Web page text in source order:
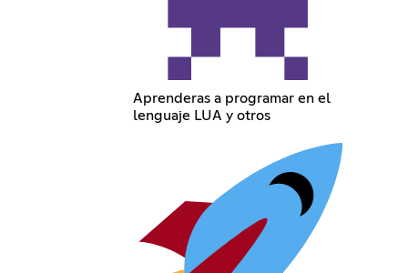
Aprenderas a programar en el
lenguaje LUA y otros